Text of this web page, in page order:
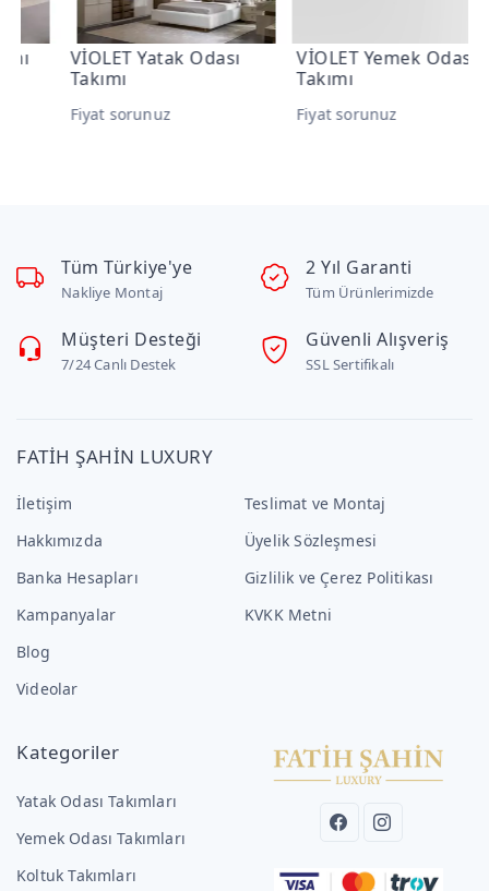
VİOLET Yatak Odası
Takımı
Fiyat sorunuz
VİOLET Yemek Odası
Takımı
Fiyat sorunuz
Tüm Türkiye'ye
Nakliye Montaj
2 Yıl Garanti
Tüm Ürünlerimizde
Müşteri Desteği
7/24 Canlı Destek
Güvenli Alışveriş
SSL Sertifikalı
FATİH ŞAHİN LUXURY
İletişim
Hakkımızda
Banka Hesapları
Kampanyalar
Blog
Videolar
Teslimat ve Montaj
Üyelik Sözleşmesi
Gizlilik ve Çerez Politikası
KVKK Metni
Kategoriler
Yatak Odası Takımları
Yemek Odası Takımları
Koltuk Takımları